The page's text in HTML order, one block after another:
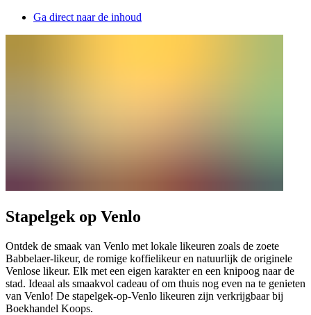
Ga direct naar de inhoud
Stapelgek op Venlo
Ontdek de smaak van Venlo met lokale likeuren zoals de zoete
Babbelaer-likeur, de romige koffielikeur en natuurlijk de originele
Venlose likeur. Elk met een eigen karakter en een knipoog naar de
stad. Ideaal als smaakvol cadeau of om thuis nog even na te genieten
van Venlo! De stapelgek-op-Venlo likeuren zijn verkrijgbaar bij
Boekhandel Koops.